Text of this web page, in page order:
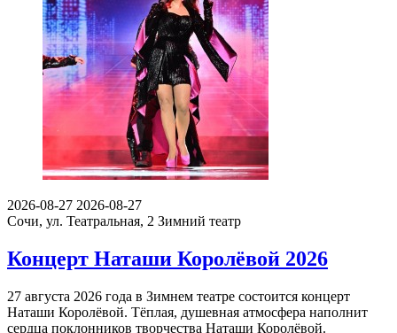
2026-08-27 2026-08-27
Сочи, ул. Театральная, 2 Зимний театр
Концерт Наташи Королёвой 2026
27 августа 2026 года в Зимнем театре состоится концерт
Наташи Королёвой. Тёплая, душевная атмосфера наполнит
сердца поклонников творчества Наташи Королёвой.